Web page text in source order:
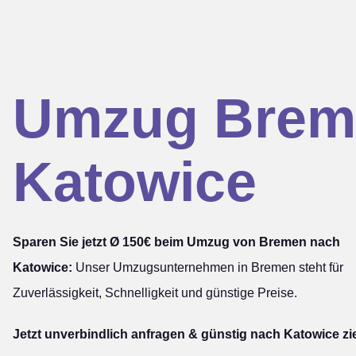
Umzug
Katowice
Sparen Sie jetzt Ø 150€ beim Umzug von Bremen nach
Katowice: Unser Umzugsunternehmen in Bremen steht für
Zuverlässigkeit, Schnelligkeit und günstige Preise.
Jetzt unverbindlich anfragen & günstig nach Katowice